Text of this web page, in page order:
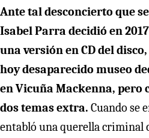
Ante tal desconcierto que
Isabel Parra decidió en
una versión en CD del
hoy desaparecido museo
en Vicuña Mackenna, pero
dos temas extra. Cuando se
entabló una querella criminal